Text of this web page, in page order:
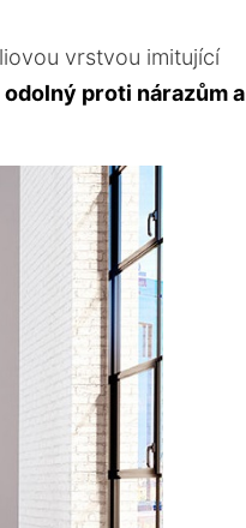
vrstvou imitující
odolný proti nárazům a